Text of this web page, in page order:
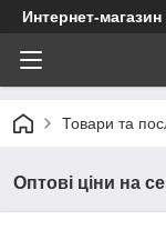
Интернет-
Товари та
Оптові ціни на